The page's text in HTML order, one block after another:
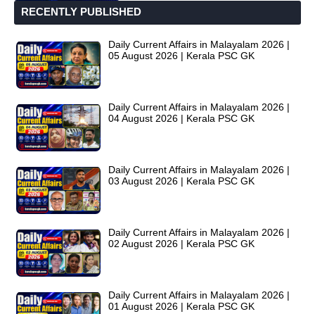
RECENTLY PUBLISHED
Daily Current Affairs in Malayalam 2026 |
05 August 2026 | Kerala PSC GK
Daily Current Affairs in Malayalam 2026 |
04 August 2026 | Kerala PSC GK
Daily Current Affairs in Malayalam 2026 |
03 August 2026 | Kerala PSC GK
Daily Current Affairs in Malayalam 2026 |
02 August 2026 | Kerala PSC GK
Daily Current Affairs in Malayalam 2026 |
01 August 2026 | Kerala PSC GK